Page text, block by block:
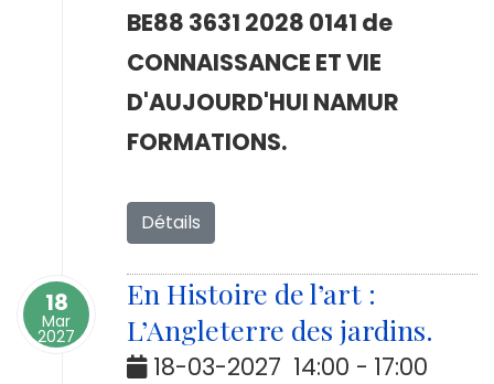
BE88 3631 2028 0141 de
CONNAISSANCE ET VIE
D'AUJOURD'HUI NAMUR
FORMATIONS.
Détails
18
Mar
2027
En Histoire de l’art :
L’Angleterre des jardins.
18-03-2027 14:00 - 17:00